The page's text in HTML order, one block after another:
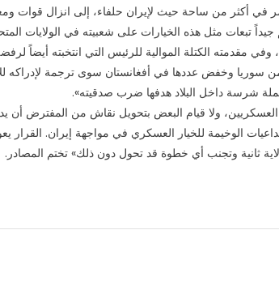
في أكثر من ساحة حيث لإيران حلفاء، إلى انزال قوات
تبعات مثل هذه الخيارات على شعبيته في الولايات
مقدمته الكتلة الموالية للرئيس التي انتخبته أيضاً
وخفض عددها في أفغانستان سوى ترجمة لإدراكه
شرسة داخل البلاد هدفها ضرب صدقيته».
العسكريين، ولا قيام البعض بتحويل نقاش من المفترض
الوخيمة للخيار العسكري في مواجهة إيران. القرار
ثانية وتجنب أي خطوة قد تحول دون ذلك» تختم المصادر.